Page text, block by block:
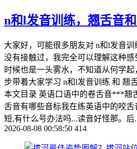
n和l发音训练，翘舌音
大家好，可能很多朋友对 n和l发音
没有接触过，我完全可以理解这种
时候也是一头雾水，不知道从何学
步带着大家学习 n和l发音训练 和 翘
本文目录 英语口语中的卷舌音***翘
舌音有哪些音标我在练英语中的咬
短,有什么号办法吗...读音好怪那。后
2026-08-08 00:58:50 414